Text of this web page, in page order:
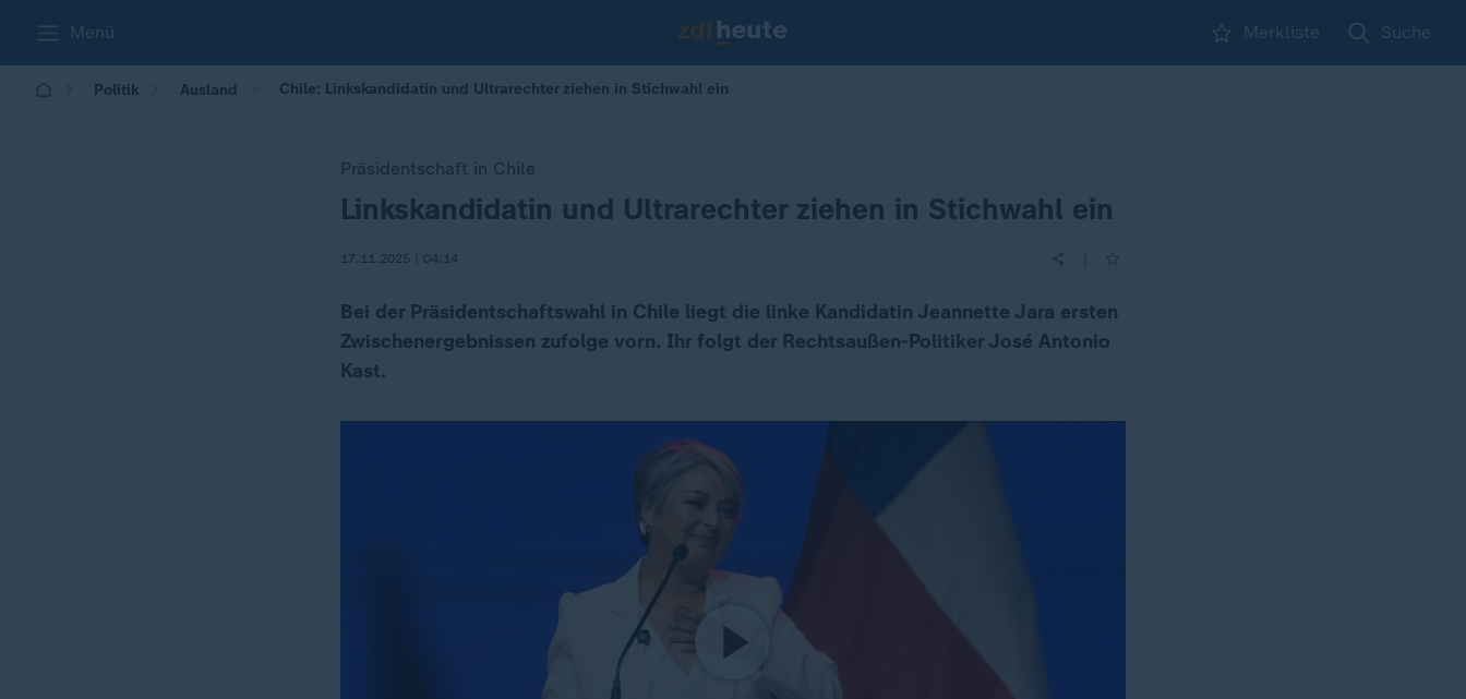
Menü Merkliste Suche
Politik Ausland Chile: Linkskandidatin und Ultrarechter ziehen in Stichwahl ein
Präsidentschaft in Chile
:Linkskandidatin und Ultrarechter ziehen in Stichwahl ein
17.11.2025 | 04:14
Bei der Präsidentschaftswahl in Chile liegt die linke Kandidatin Jeannette Jara ersten
Zwischenergebnissen zufolge vorn. Ihr folgt der Rechtsaußen-Politiker José Antonio
Kast.